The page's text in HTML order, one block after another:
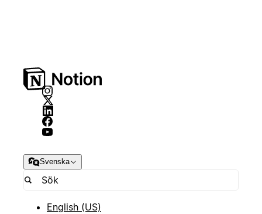
Svenska
English (US)